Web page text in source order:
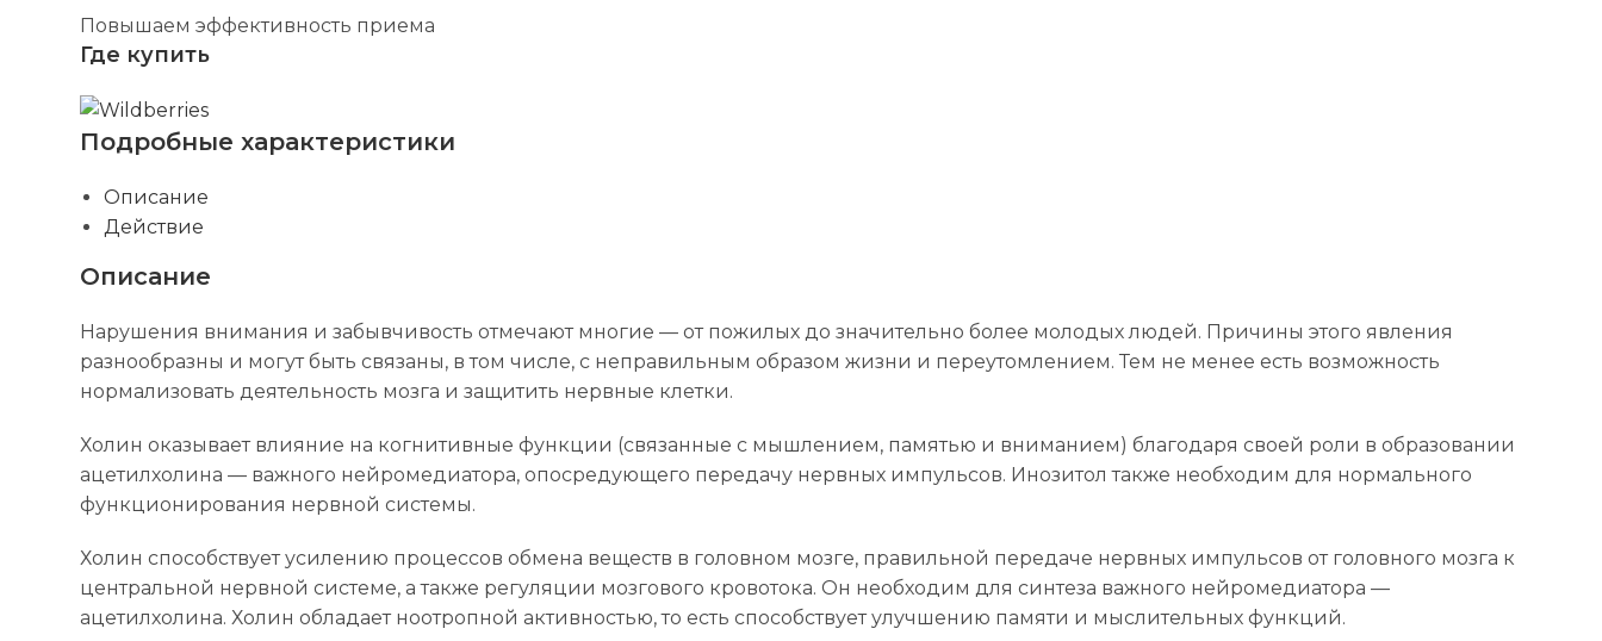
Повышаем эффективность приема
Где купить
Подробные характеристики
Описание
Действие
Описание
Нарушения внимания и забывчивость отмечают многие — от пожилых до значительно более молодых людей. Причины этого явления
разнообразны и могут быть связаны, в том числе, с неправильным образом жизни и переутомлением. Тем не менее есть возможность
нормализовать деятельность мозга и защитить нервные клетки.
Холин оказывает влияние на когнитивные функции (связанные с мышлением, памятью и вниманием) благодаря своей роли в образовании
ацетилхолина — важного нейромедиатора, опосредующего передачу нервных импульсов. Инозитол также необходим для нормального
функционирования нервной системы.
Холин способствует усилению процессов обмена веществ в головном мозге, правильной передаче нервных импульсов от головного мозга к
центральной нервной системе, а также регуляции мозгового кровотока. Он необходим для синтеза важного нейромедиатора —
ацетилхолина. Холин обладает ноотропной активностью, то есть способствует улучшению памяти и мыслительных функций.